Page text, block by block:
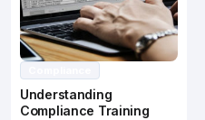
Understanding
Compliance Training